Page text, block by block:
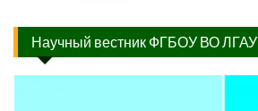
Научный вестник ФГБОУ ВО ЛГАУ